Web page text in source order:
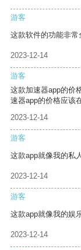
游客
这款软件的功能非常
2023-12-14
游客
这款加速器app的价
速器app的价格应该
2023-12-14
游客
这款app就像我的私
2023-12-14
游客
这款app就像我的娱
2023-12-14